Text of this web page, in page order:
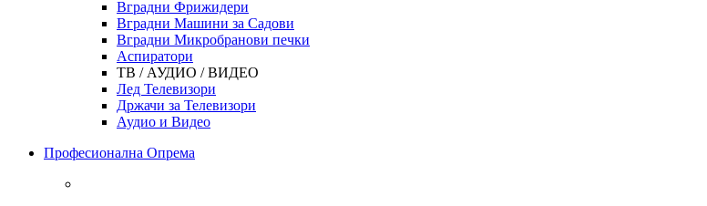
Вградни Фрижидери
Вградни Машини за Садови
Вградни Микробранови печки
Аспиратори
ТВ / АУДИО / ВИДЕО
Лед Телевизори
Држачи за Телевизори
Аудио и Видео
Професионална Опрема